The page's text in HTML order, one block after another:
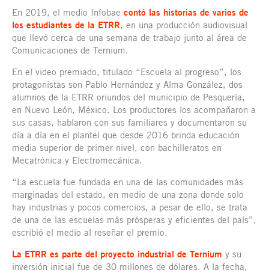
En 2019, el medio Infobae contó las historias de varios de
los estudiantes de la ETRR, en una producción audiovisual
que llevó cerca de una semana de trabajo junto al área de
Comunicaciones de Ternium.
En el video premiado, titulado “Escuela al progreso”, los
protagonistas son Pablo Hernández y Alma González, dos
alumnos de la ETRR oriundos del municipio de Pesquería,
en Nuevo León, México. Los productores los acompañaron a
sus casas, hablaron con sus familiares y documentaron su
día a día en el plantel que desde 2016 brinda educación
media superior de primer nivel, con bachilleratos en
Mecatrónica y Electromecánica.
“La escuela fue fundada en una de las comunidades más
marginadas del estado, en medio de una zona donde solo
hay industrias y pocos comercios, a pesar de ello, se trata
de una de las escuelas más prósperas y eficientes del país”,
escribió el medio al reseñar el premio.
La ETRR es parte del proyecto industrial de Ternium y su
inversión inicial fue de 30 millones de dólares. A la fecha,